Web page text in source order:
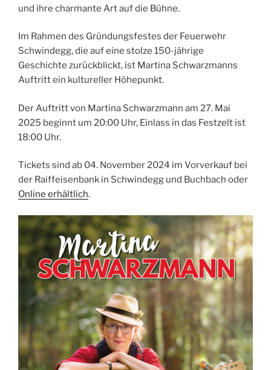
und ihre charmante Art auf die Bühne.
Im Rahmen des Gründungsfestes der Feuerwehr
Schwindegg, die auf eine stolze 150-jährige
Geschichte zurückblickt, ist Martina Schwarzmanns
Auftritt ein kultureller Höhepunkt.
Der Auftritt von Martina Schwarzmann am 27. Mai
2025 beginnt um 20:00 Uhr, Einlass in das Festzelt ist
18:00 Uhr.
Tickets sind ab 04. November 2024 im Vorverkauf bei
der Raiffeisenbank in Schwindegg und Buchbach oder
Online erhältlich.